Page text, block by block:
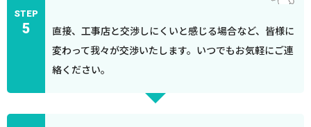
STEP
5
直接、工事店と交渉しにくいと感じる場合など、皆様に
変わって我々が交渉いたします。いつでもお気軽にご連
絡ください。